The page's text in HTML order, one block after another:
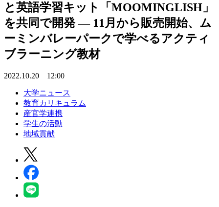
と英語学習キット「MOOMINGLISH」
を共同で開発 — 11月から販売開始、ム
ーミンバレーパークで学べるアクティ
ブラーニング教材
2022.10.20 12:00
大学ニュース
教育カリキュラム
産官学連携
学生の活動
地域貢献